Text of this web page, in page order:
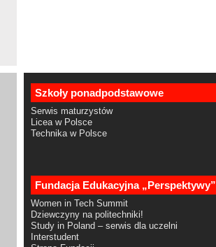
Szkoły ponadpodstawowe
Serwis maturzystów
Licea w Polsce
Technika w Polsce
Fundacja Edukacyjna „Perspektywy”
Women in Tech Summit
Dziewczyny na politechniki!
Study in Poland – serwis dla uczelni
Interstudent